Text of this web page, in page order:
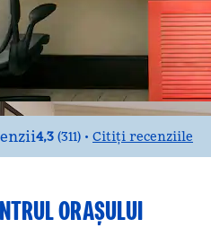
4,3 (311) • Citiți recenziile
ORAȘULUI